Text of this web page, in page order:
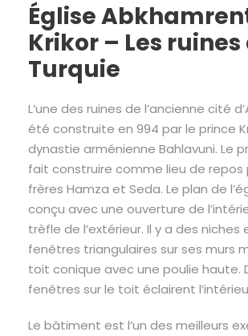
Église
Krikor – Les ruines
Turquie
L’une des ruines de l’ancienne cité
été construite en 994 par le prince
dynastie arménienne Bahlavuni. Le
fait construire comme lieu de repos
frères Hamza et Seda. Le plan de
conçu avec une ouverture de
trèfle de l’extérieur. Il y a des niches
fenêtres triangulaires sur ses murs
toit conique avec une poulie haute.
fenêtres sur le toit éclairent
Le bâtiment est l’un des meilleurs